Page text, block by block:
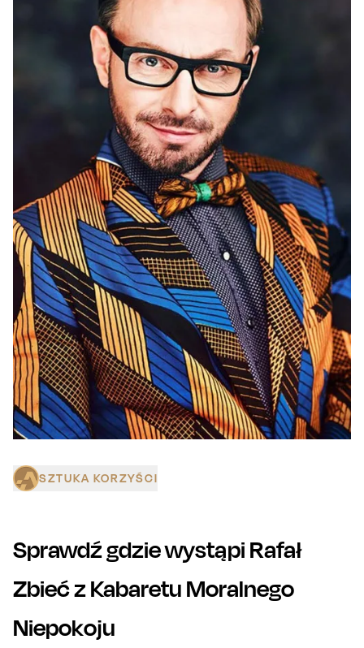
SZTUKA KORZYŚCI
Sprawdź gdzie wystąpi Rafał
Zbieć z Kabaretu Moralnego
Niepokoju